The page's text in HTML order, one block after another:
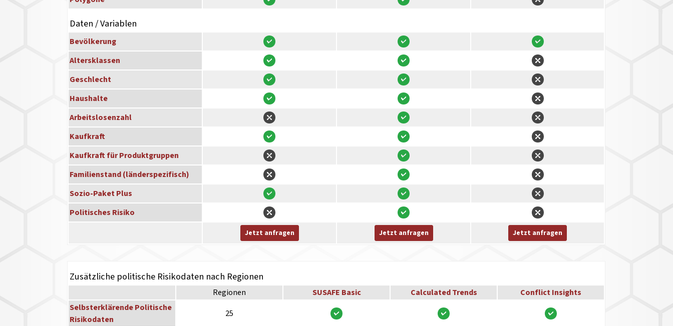
Daten / Variablen
Bevölkerung
Altersklassen
Geschlecht
Haushalte
Arbeitslosenzahl
Kaufkraft
Kaufkraft für Produktgruppen
Familienstand (länderspezifisch)
Sozio-Paket Plus
Politisches Risiko
Jetzt anfragen Jetzt anfragen Jetzt anfragen
Zusätzliche politische Risikodaten nach Regionen
Regionen SUSAFE Basic Calculated Trends
Conflict Insights
Selbsterklärende Politische
Risikodaten
25